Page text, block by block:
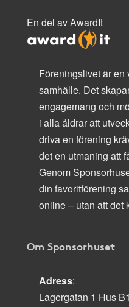
En del av AwardIt
Föreningslivet är en
samhälle. Det
engagemang och
i alla åldrar att
driva en förening
det en utmaning att
Genom
din favoritförening
online – utan att det
Om Sponsorhuset
Adress:
Lagergatan 1 Hus